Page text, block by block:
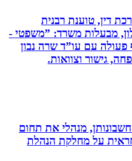
טוענת רבנית
משרד: ”משפטי -
עם עו”ד שרה נבון
וצוואות.
מנהלי את תחום
על מחלקת הנהלת